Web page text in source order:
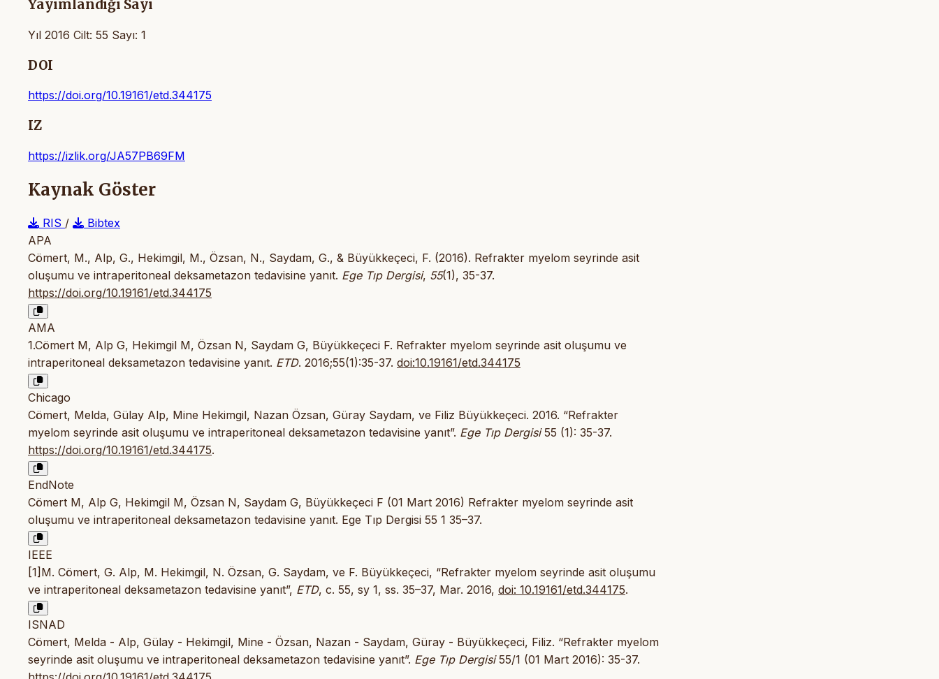
Yayımlandığı Sayı
Yıl 2016 Cilt: 55 Sayı: 1
DOI
https://doi.org/10.19161/etd.344175
IZ
https://izlik.org/JA57PB69FM
Kaynak Göster
RIS /
Bibtex
APA
Cömert, M., Alp, G., Hekimgil, M., Özsan, N., Saydam, G., & Büyükkeçeci, F. (2016). Refrakter myelom seyrinde asit
oluşumu ve intraperitoneal deksametazon tedavisine yanıt. Ege Tıp Dergisi, 55(1), 35-37.
https://doi.org/10.19161/etd.344175
AMA
1.Cömert M, Alp G, Hekimgil M, Özsan N, Saydam G, Büyükkeçeci F. Refrakter myelom seyrinde asit oluşumu ve
intraperitoneal deksametazon tedavisine yanıt. ETD. 2016;55(1):35-37. doi:10.19161/etd.344175
Chicago
Cömert, Melda, Gülay Alp, Mine Hekimgil, Nazan Özsan, Güray Saydam, ve Filiz Büyükkeçeci. 2016. “Refrakter
myelom seyrinde asit oluşumu ve intraperitoneal deksametazon tedavisine yanıt”. Ege Tıp Dergisi55 (1): 35-37.
https://doi.org/10.19161/etd.344175.
EndNote
Cömert M, Alp G, Hekimgil M, Özsan N, Saydam G, Büyükkeçeci F (01 Mart 2016) Refrakter myelom seyrinde asit
oluşumu ve intraperitoneal deksametazon tedavisine yanıt. Ege Tıp Dergisi 55 1 35–37.
IEEE
[1]M. Cömert, G. Alp, M. Hekimgil, N. Özsan, G. Saydam, ve F. Büyükkeçeci, “Refrakter myelom seyrinde asit oluşumu
ve intraperitoneal deksametazon tedavisine yanıt”, ETD, c. 55, sy 1, ss. 35–37, Mar. 2016, doi: 10.19161/etd.344175.
ISNAD
Cömert, Melda - Alp, Gülay - Hekimgil, Mine - Özsan, Nazan - Saydam, Güray - Büyükkeçeci, Filiz. “Refrakter myelom
seyrinde asit oluşumu ve intraperitoneal deksametazon tedavisine yanıt”. Ege Tıp Dergisi55/1 (01 Mart 2016): 35-37.